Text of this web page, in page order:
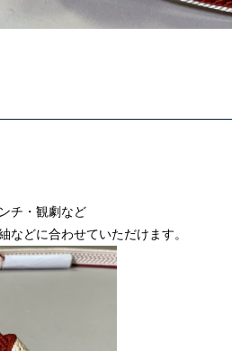
チ・観劇など
などに合わせていただけます。